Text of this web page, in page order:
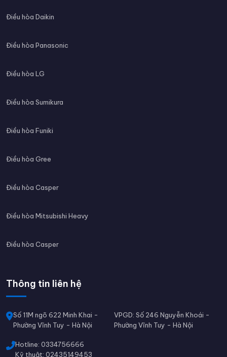
Điều hòa Daikin
Điều hòa Panasonic
Điều hòa LG
Điều hòa Sumikura
Điều hòa Funiki
Điều hòa Gree
Điều hòa Casper
Điều hòa Mitsubishi Heavy
Điều hòa Casper
Thông tin liên hệ
Số 11M ngõ 622 Minh Khai -
Phường Vĩnh Tuy - Hà Nội
VPGD: Số 246 Nguyễn Khoái -
Phường Vĩnh Tuy - Hà Nội
Hotline: 0334756666
Kỹ thuật: 02435149453